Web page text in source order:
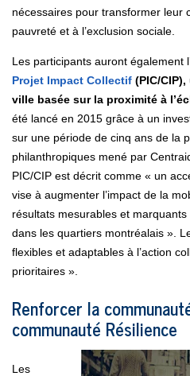
nécessaires pour transformer leur
pauvreté et à l’exclusion sociale.
Les participants auront également
Projet Impact Collectif (PIC/
ville basée sur la proximité à
été lancé en 2015 grâce à un
sur une période de cinq ans de la
philanthropiques mené par
PIC/CIP est décrit comme « un
vise à augmenter l’impact de la
résultats mesurables et
dans les quartiers montréalais ».
flexibles et adaptables à l’action
prioritaires ».
Renforcer la
communauté Résilience
Les